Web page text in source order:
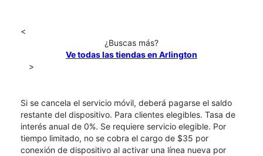
<
¿Buscas más?
Ve todas las tiendas en Arlington
>
Si se cancela el servicio móvil, deberá pagarse el saldo
restante del dispositivo. Para clientes elegibles. Tasa de
interés anual de 0%. Se requiere servicio elegible. Por
tiempo limitado, no se cobra el cargo de $35 por
conexión de dispositivo al activar una línea nueva por